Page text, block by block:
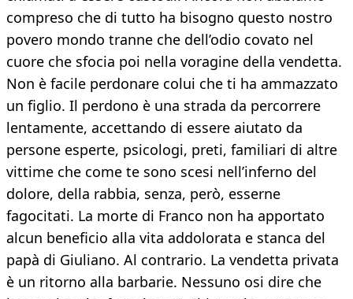
compreso che di tutto ha bisogno questo nostro
povero mondo tranne che dell’odio covato nel
cuore che sfocia poi nella voragine della vendetta.
Non è facile perdonare colui che ti ha ammazzato
un figlio. Il perdono è una strada da percorrere
lentamente, accettando di essere aiutato da
persone esperte, psicologi, preti, familiari di altre
vittime che come te sono scesi nell’inferno del
dolore, della rabbia, senza, però, esserne
fagocitati. La morte di Franco non ha apportato
alcun beneficio alla vita addolorata e stanca del
papà di Giuliano. Al contrario. La vendetta privata
è un ritorno alla barbarie. Nessuno osi dire che